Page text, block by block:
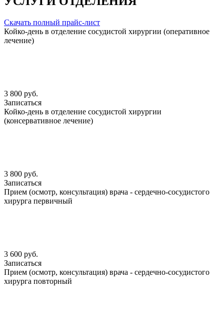
Скачать полный прайс-лист
Койко-день в отделение сосудистой хирургии (оперативное
лечение)
3 800 руб.
Записаться
Койко-день в отделение сосудистой хирургии
(консервативное лечение)
3 800 руб.
Записаться
Прием (осмотр, консультация) врача - сердечно-сосудистого
хирурга первичный
3 600 руб.
Записаться
Прием (осмотр, консультация) врача - сердечно-сосудистого
хирурга повторный